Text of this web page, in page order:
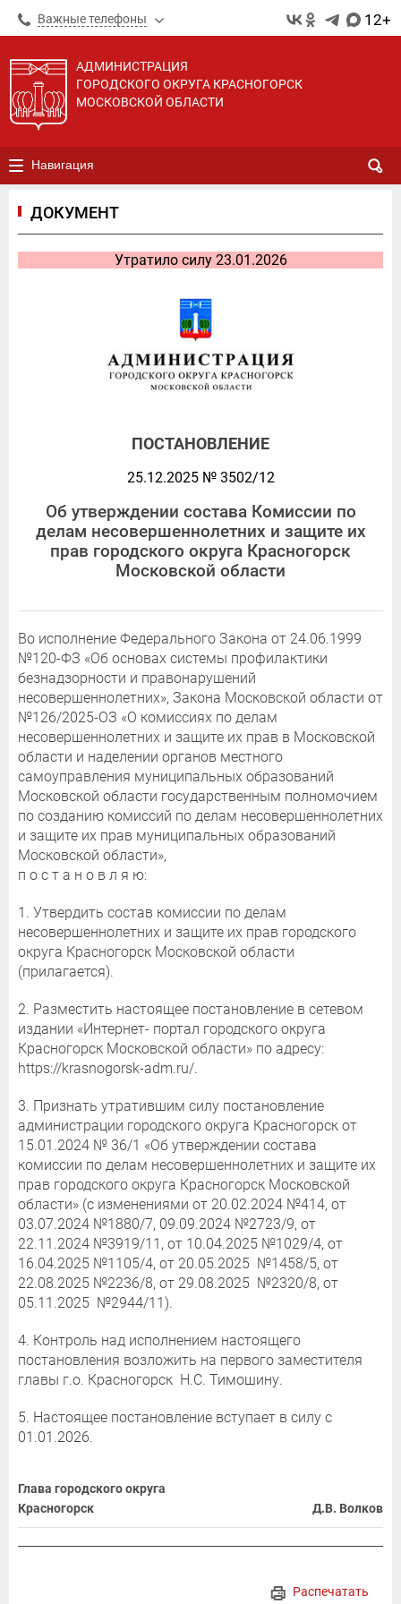
Важные телефоны 12+
АДМИНИСТРАЦИЯ
ГОРОДСКОГО ОКРУГА КРАСНОГОРСК
МОСКОВСКОЙ ОБЛАСТИ
Навигация
ДОКУМЕНТ
Утратило силу 23.01.2026
ПОСТАНОВЛЕНИЕ
25.12.2025 № 3502/12
Об утверждении состава Комиссии по
делам несовершеннолетних и защите их
прав городского округа Красногорск
Московской области
Во исполнение Федерального Закона от 24.06.1999
№120-ФЗ «Об основах системы профилактики
безнадзорности и правонарушений
несовершеннолетних», Закона Московской области от
№126/2025-ОЗ «О комиссиях по делам
несовершеннолетних и защите их прав в Московской
области и наделении органов местного
самоуправления муниципальных образований
Московской области государственным полномочием
по созданию комиссий по делам несовершеннолетних
и защите их прав муниципальных образований
Московской области»,
п о с т а н о в л я ю:
1. Утвердить состав комиссии по делам
несовершеннолетних и защите их прав городского
округа Красногорск Московской области
(прилагается).
2. Разместить настоящее постановление в сетевом
издании «Интернет- портал городского округа
Красногорск Московской области» по адресу:
https://krasnogorsk-adm.ru/.
3. Признать утратившим силу постановление
администрации городского округа Красногорск от
15.01.2024 № 36/1 «Об утверждении состава
комиссии по делам несовершеннолетних и защите их
прав городского округа Красногорск Московской
области» (с изменениями от 20.02.2024 №414, от
03.07.2024 №1880/7, 09.09.2024 №2723/9, от
22.11.2024 №3919/11, от 10.04.2025 №1029/4, от
16.04.2025 №1105/4, от 20.05.2025 №1458/5, от
22.08.2025 №2236/8, от 29.08.2025 №2320/8, от
05.11.2025 №2944/11).
4. Контроль над исполнением настоящего
постановления возложить на первого заместителя
главы г.о. Красногорск Н.С. Тимошину.
5. Настоящее постановление вступает в силу с
01.01.2026.
Глава городского округа
Красногорск
Д.В. Волков
Распечатать